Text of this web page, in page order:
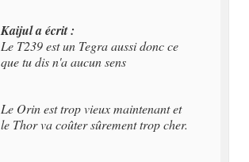
Kaijul a écrit :
Le T239 est un Tegra aussi donc ce
que tu dis n'a aucun sens
Le Orin est trop vieux maintenant et
le Thor va coûter sûrement trop cher.